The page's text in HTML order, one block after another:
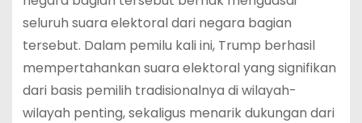
seluruh suara elektoral dari negara bagian
tersebut. Dalam pemilu kali ini, Trump berhasil
mempertahankan suara elektoral yang signifikan
dari basis pemilih tradisionalnya di wilayah-
wilayah penting, sekaligus menarik dukungan dari